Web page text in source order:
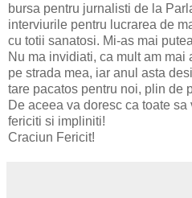
bursa pentru jurnalisti de la
interviurile pentru lucrarea de
cu totii sanatosi. Mi-as mai
Nu ma invidiati, ca mult am mai
pe strada mea, iar anul asta
tare pacatos pentru noi, plin de
De aceea va doresc ca toate
fericiti si impliniti!
Craciun Fericit!